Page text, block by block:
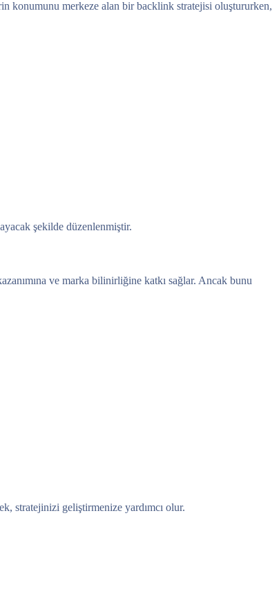
konumunu merkeze alan bir backlink stratejisi oluştururken,
şekilde düzenlenmiştir.
ve marka bilinirliğine katkı sağlar. Ancak bunu
stratejinizi geliştirmenize yardımcı olur.